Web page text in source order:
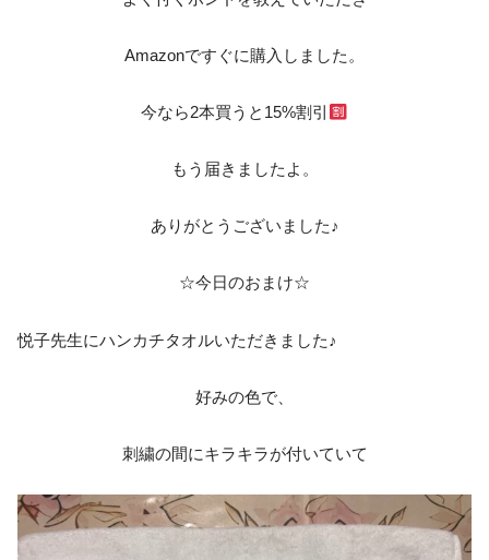
Amazonですぐに購入しました。
今なら2本買うと15%割引
もう届きましたよ。
ありがとうございました♪
☆今日のおまけ☆
悦子先生にハンカチタオルいただきました♪
好みの色で、
刺繍の間にキラキラが付いていて